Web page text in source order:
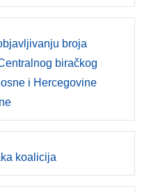
broja
biračkog
i Hercegovine
koalicija